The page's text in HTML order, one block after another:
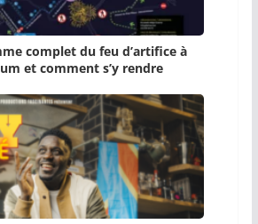
complet du feu d’artifice à
et comment s’y rendre